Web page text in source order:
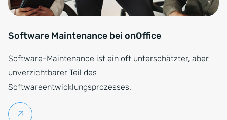
Software Maintenance bei onOffice
Software-Maintenance ist ein oft unterschätzter, aber
unverzichtbarer Teil des
Softwareentwicklungsprozesses.
Weiterlesen